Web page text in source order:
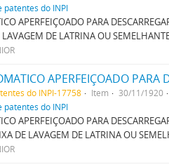
patentes do INPI
APERFEIÇOADO PARA
DE LATRINA OU
do INPI-17758 Item
30/11/1920
patentes do INPI
APERFEIÇOADO PARA
DE LAVAGEM DE LATRINA OU